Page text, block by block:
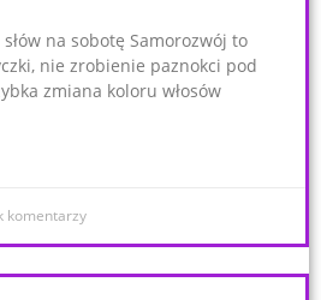
na sobotę Samorozwój to
nie zrobienie paznokci pod
zmiana koloru włosów
komentarzy